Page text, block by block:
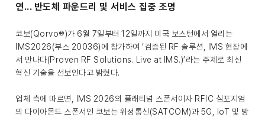
연... 반도체 파운드리 및 서비스 집중 조명
코보(Qorvo®)가 6월 7일부터 12일까지 미국 보스턴에서 열리는
IMS2026(부스 20036)에 참가하여 ‘검증된 RF 솔루션, IMS 현장에
서 만나다(Proven RF Solutions. Live at IMS.)’라는 주제로 최신
혁신 기술을 선보인다고 밝혔다.
업체 측에 따르면, IMS 2026의 플래티넘 스폰서이자 RFIC 심포지엄
의 다이아몬드 스폰서인 코보는 위성통신(SATCOM)과 5G, IoT 및 방